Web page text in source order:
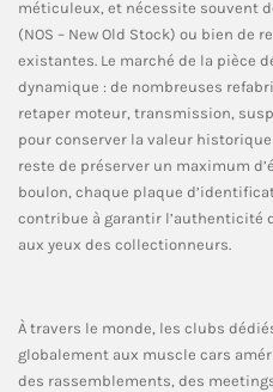
méticuleux, et nécessite souvent
(NOS – New Old Stock) ou bien de
existantes. Le marché de la pièce
dynamique : de nombreuses
retaper moteur, transmission,
pour conserver la valeur historique
reste de préserver un maximum
boulon, chaque plaque
contribue à garantir l’authenticité
aux yeux des collectionneurs.
À travers le monde, les clubs
globalement aux muscle cars
des rassemblements, des